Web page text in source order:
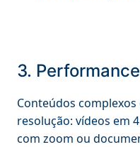
3.
Conteúdos
resolução: vídeos em
com zoom ou